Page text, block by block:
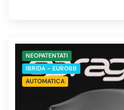
NEOPATENTATI
IBRIDA - EURO6B
AUTOMATICA